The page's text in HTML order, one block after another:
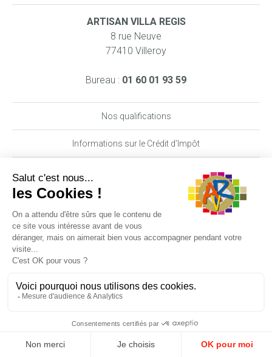
ARTISAN VILLA REGIS
8 rue Neuve
77410 Villeroy
Bureau : 01 60 01 93 59
Nos qualifications
Informations sur le Crédit d’Impôt
06 29 62 89 70
Ce site utilise des cookies pour rendre votre navigation
meilleure. En continuant votre navigation, vous acceptez